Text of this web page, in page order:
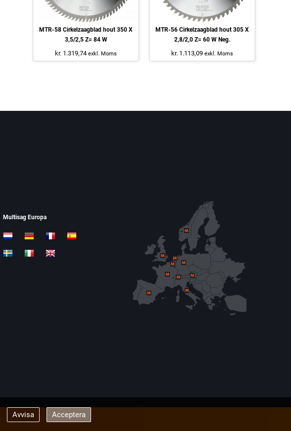
MTR-58 Cirkelzaagblad hout 350 X
3,5/2,5 Z= 84 W
kr. 1.319,74 exkl. Moms
MTR-56 Cirkelzaagblad hout 305 X
2,8/2,0 Z= 60 W Neg.
kr. 1.113,09 exkl. Moms
Multisag Europa
Avvisa Acceptera